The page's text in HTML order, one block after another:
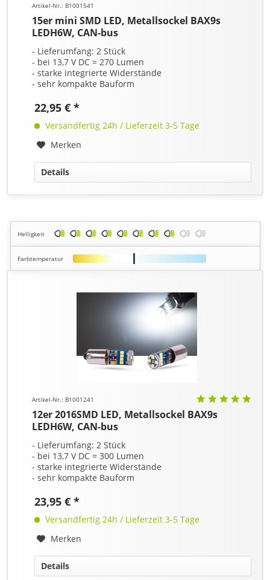
Artikel-Nr.: B1001541
15er mini SMD LED, Metallsockel BAX9s
LEDH6W, CAN-bus
- Lieferumfang: 2 Stück
- bei 13,7 V DC = 270 Lumen
- starke integrierte Widerstände
- sehr kompakte Bauform
22,95 € *
Versandfertig 24h / Lieferzeit 3-5 Tage
Merken
Details
Helligkeit
Farbtemperatur
Artikel-Nr.: B1001241
12er 2016SMD LED, Metallsockel BAX9s
LEDH6W, CAN-bus
- Lieferumfang: 2 Stück
- bei 13,7 V DC = 300 Lumen
- starke integrierte Widerstände
- sehr kompakte Bauform
23,95 € *
Versandfertig 24h / Lieferzeit 3-5 Tage
Merken
Details